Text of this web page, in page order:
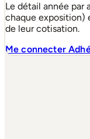
Le détail année par
chaque exposition)
de leur cotisation.
Me connecter